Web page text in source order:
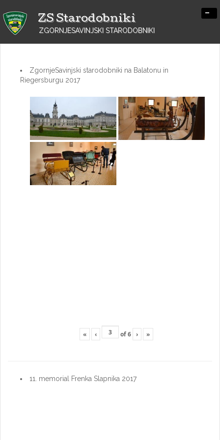
ZS Starodobniki
ZGORNJESAVINJSKI STARODOBNIKI
-
ZgornjeSavinjski starodobniki na Balatonu in
Riegersburgu 2017
« ‹ of6 › »
11. memorial Frenka Slapnika 2017